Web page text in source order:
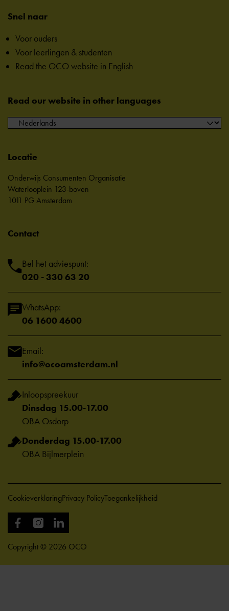
Snel naar
Voor ouders
Voor leerlingen & studenten
Read the OCO website in English
Read our website in other languages
Locatie
Onderwijs Consumenten Organisatie
Waterlooplein 123-boven
1011 PG Amsterdam
Contact
Bel het adviespunt:
020 - 330 63 20
WhatsApp:
06 1600 4600
Email:
info@ocoamsterdam.nl
Inloopspreekuur
Dinsdag 15.00-17.00
OBA Osdorp
Donderdag 15.00-17.00
OBA Bijlmerplein
Copyright © 2026 OCO
CookieverklaringPrivacy PolicyToegankelijkheid